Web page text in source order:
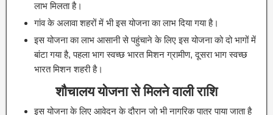
लाभ मिलता है।
गांव के अलावा शहरों में भी इस योजना का लाभ दिया गया है।
इस योजना का लाभ आसानी से पहुंचाने के लिए इस योजना को दो भागों में
बांटा गया है, पहला भाग स्वच्छ भारत मिशन ग्रामीण, दूसरा भाग स्वच्छ
भारत मिशन शहरी है।
शौचालय योजना से मिलने वाली राशि
इस योजना के लिए आवेदन के दौरान जो भी नागरिक पात्र पाया जाता है